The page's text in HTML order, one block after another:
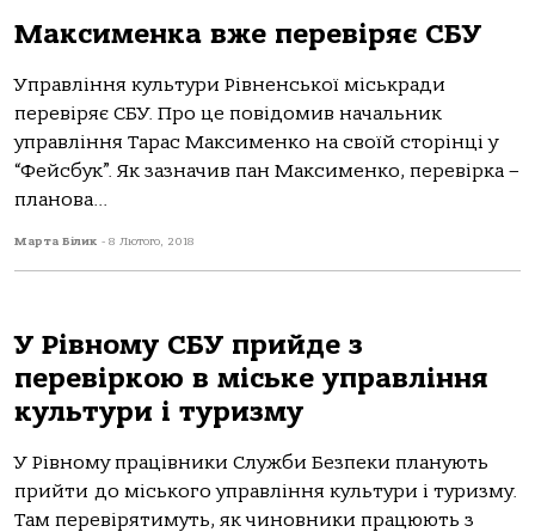
Максименка вже перевіряє СБУ
Управління культури Рівненської міськради
перевіряє СБУ. Про це повідомив начальник
управління Тарас Максименко на своїй сторінці у
“Фейсбук”. Як зазначив пан Максименко, перевірка –
планова...
Марта Білик - 8 Лютого, 2018
У Рівному СБУ прийде з
перевіркою в міське управління
культури і туризму
У Рівному працівники Служби Безпеки планують
прийти до міського управління культури і туризму.
Там перевірятимуть, як чиновники працюють з